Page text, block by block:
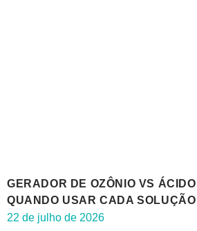
GERADOR DE OZÔNIO VS
QUANDO USAR CADA
22 de julho de 2026